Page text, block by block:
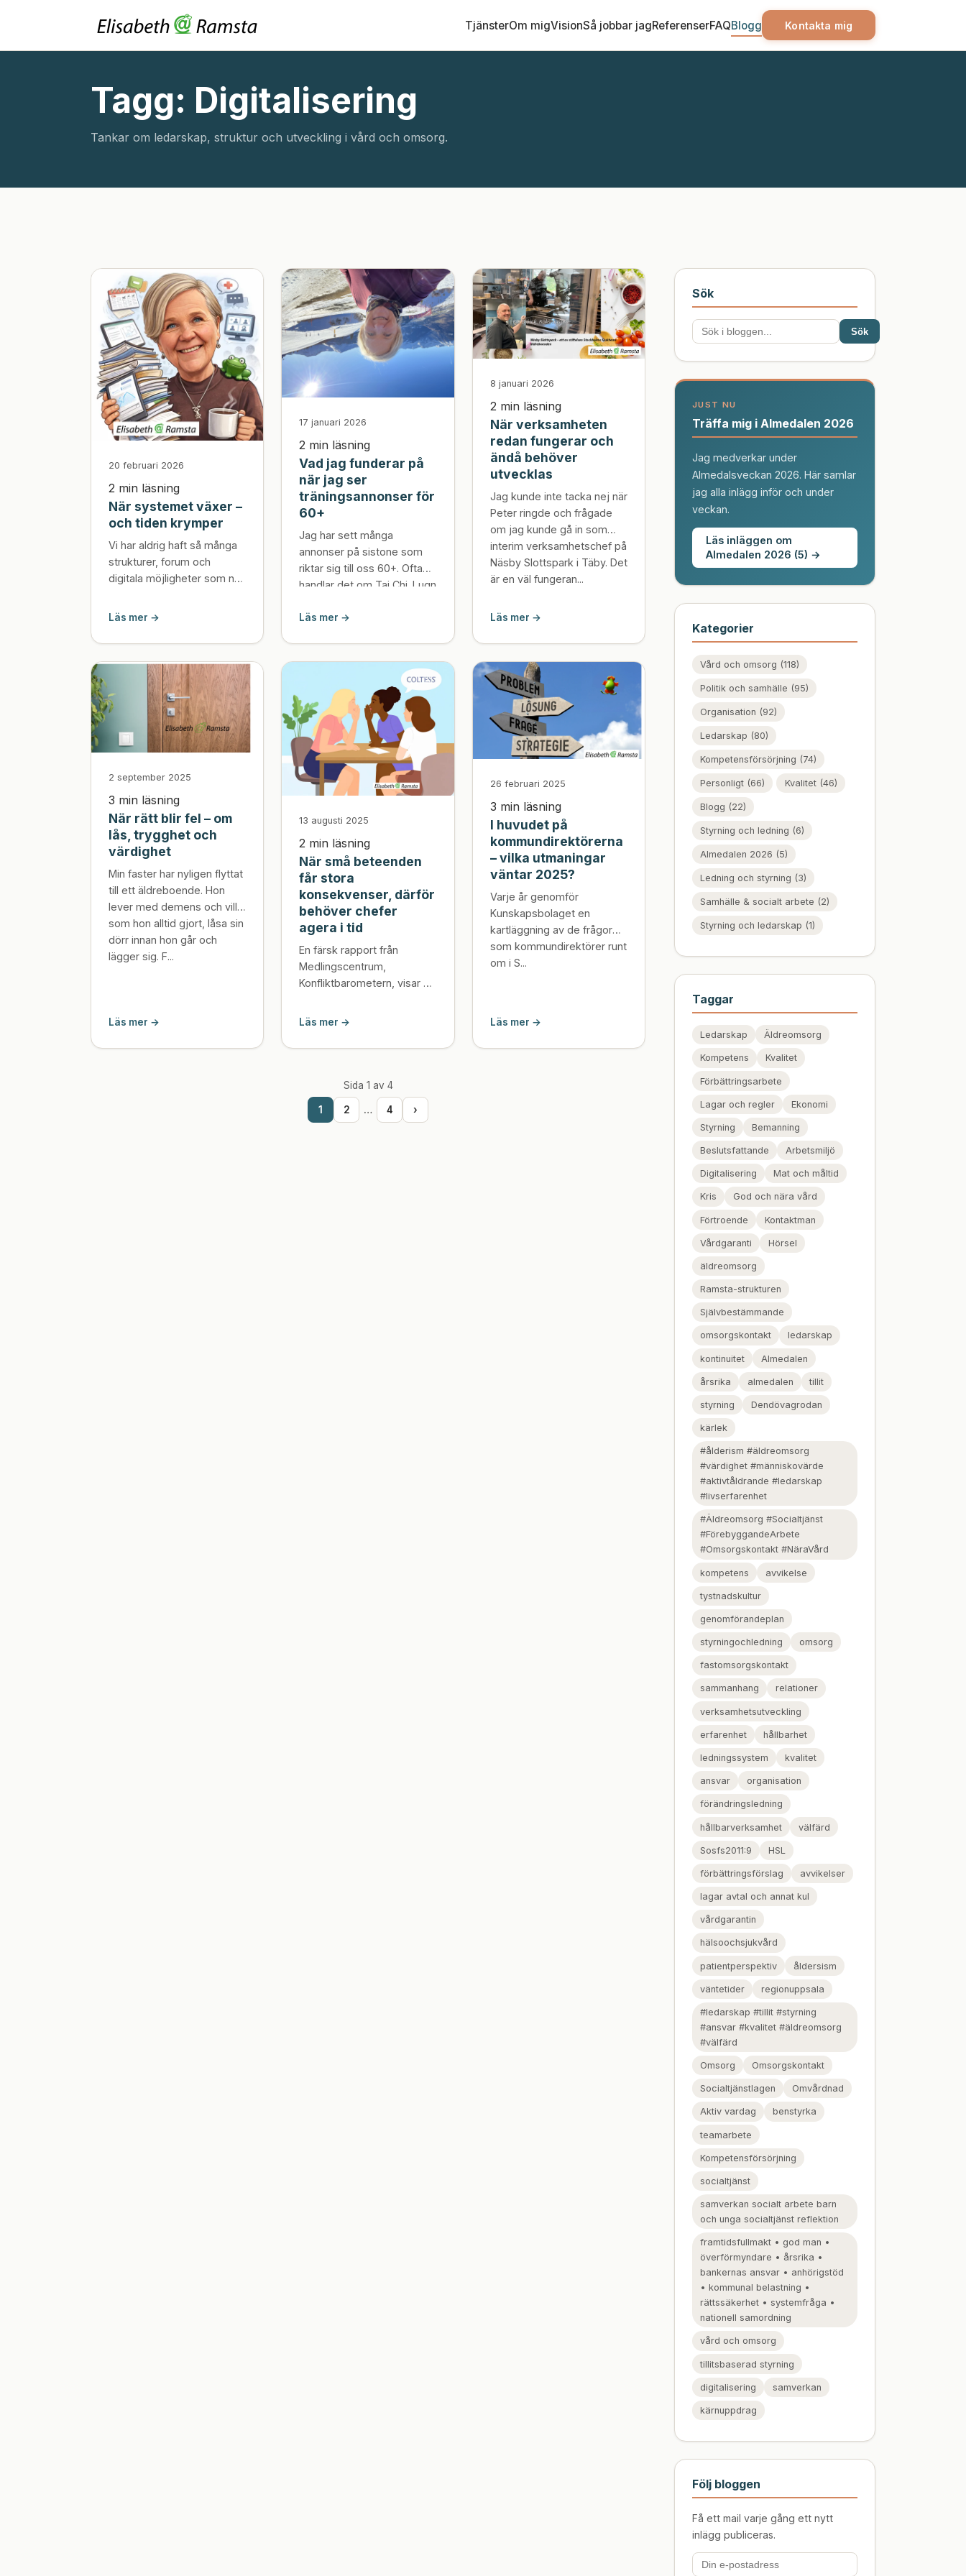
TjänsterOm migVisionSå jobbar jagReferenserFAQBlogg Kontakta mig
Tagg: Digitalisering
Tankar om ledarskap, struktur och utveckling i vård och omsorg.
20 februari 2026
2 min läsning
När systemet växer –
och tiden krymper
Vi har aldrig haft så många
strukturer, forum och
digitala möjligheter som nu.
tiden för kärnuppdraget allt
här texten är en reflektion
över den förskjutningen –
och vad den gör med
helheten i hälsa, vård och
omsorg.
Läs mer →
17 januari 2026
2 min läsning
Vad jag funderar på
när jag ser
träningsannonser för
60+
Jag har sett många
annonser på sistone som
riktar sig till oss 60+. Ofta
handlar det om Tai Chi. Lugn
ibland löften om att snab...
Läs mer →
8 januari 2026
2 min läsning
När verksamheten
redan fungerar och
ändå behöver
utvecklas
Jag kunde inte tacka nej när
Peter ringde och frågade
om jag kunde gå in som
interim verksamhetschef på
Näsby Slottspark i Täby. Det
är en väl fungeran...
Läs mer →
2 september 2025
3 min läsning
När rätt blir fel – om
lås, trygghet och
värdighet
Min faster har nyligen flyttat
till ett äldreboende. Hon
lever med demens och vill,
som hon alltid gjort, låsa sin
dörr innan hon går och
lägger sig. F...
Läs mer →
13 augusti 2025
2 min läsning
När små beteenden
får stora
konsekvenser, därför
behöver chefer
agera i tid
En färsk rapport från
Medlingscentrum,
Konfliktbarometern, visar att
vecka möter beteenden
negativ...
Läs mer →
26 februari 2025
3 min läsning
I huvudet på
kommundirektörerna
– vilka utmaningar
väntar 2025?
Varje år genomför
Kunskapsbolaget en
kartläggning av de frågor
som kommundirektörer runt
om i S...
Läs mer →
Sida 1 av 4
1 2 … 4 ›
Sök
Sök
JUST NU
Träffa mig i Almedalen 2026
Jag medverkar under
Almedalsveckan 2026. Här samlar
jag alla inlägg inför och under
veckan.
Läs inläggen om
Almedalen 2026 (5) →
Kategorier
Vård och omsorg (118)
Politik och samhälle (95)
Organisation (92)
Ledarskap (80)
Kompetensförsörjning (74)
Personligt (66) Kvalitet (46)
Blogg (22)
Styrning och ledning (6)
Almedalen 2026 (5)
Ledning och styrning (3)
Samhälle & socialt arbete (2)
Styrning och ledarskap (1)
Taggar
Ledarskap Äldreomsorg
Kompetens Kvalitet
Förbättringsarbete
Lagar och regler Ekonomi
Styrning Bemanning
Beslutsfattande Arbetsmiljö
Digitalisering Mat och måltid
Kris God och nära vård
Förtroende Kontaktman
Vårdgaranti Hörsel
äldreomsorg
Ramsta-strukturen
Självbestämmande
omsorgskontakt ledarskap
kontinuitet Almedalen
årsrika almedalen tillit
styrning Dendövagrodan
kärlek
#ålderism #äldreomsorg
#värdighet #människovärde
#aktivtåldrande #ledarskap
#livserfarenhet
#Äldreomsorg #Socialtjänst
#FörebyggandeArbete
#Omsorgskontakt #NäraVård
kompetens avvikelse
tystnadskultur
genomförandeplan
styrningochledning omsorg
fastomsorgskontakt
sammanhang relationer
verksamhetsutveckling
erfarenhet hållbarhet
ledningssystem kvalitet
ansvar organisation
förändringsledning
hållbarverksamhet välfärd
Sosfs2011:9 HSL
förbättringsförslag avvikelser
lagar avtal och annat kul
vårdgarantin
hälsoochsjukvård
patientperspektiv åldersism
väntetider regionuppsala
#ledarskap #tillit #styrning
#ansvar #kvalitet #äldreomsorg
#välfärd
Omsorg Omsorgskontakt
Socialtjänstlagen Omvårdnad
Aktiv vardag benstyrka
teamarbete
Kompetensförsörjning
socialtjänst
samverkan socialt arbete barn
och unga socialtjänst reflektion
framtidsfullmakt • god man •
överförmyndare • årsrika •
bankernas ansvar • anhörigstöd
• kommunal belastning •
rättssäkerhet • systemfråga •
nationell samordning
vård och omsorg
tillitsbaserad styrning
digitalisering samverkan
kärnuppdrag
Följ bloggen
Få ett mail varje gång ett nytt
inlägg publiceras.